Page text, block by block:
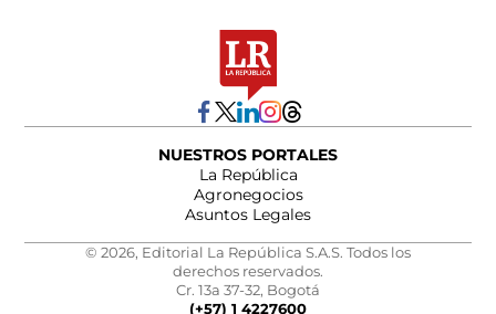
NUESTROS PORTALES
La República
Agronegocios
Asuntos Legales
© 2026, Editorial La República S.A.S. Todos los
derechos reservados.
Cr. 13a 37-32, Bogotá
(+57) 1 4227600